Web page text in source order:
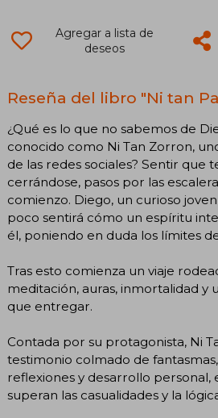
Agregar a lista de
deseos
Reseña del libro "Ni tan
¿Qué es lo que no sabemos de
conocido como Ni Tan Zorron,
de las redes sociales? Sentir que
cerrándose, pasos por las
comienzo. Diego, un curioso
poco sentirá cómo un espíritu
él, poniendo en duda los límites
Tras esto comienza un viaje
meditación, auras, inmortalidad y
que entregar.
Contada por su protagonista, Ni
testimonio colmado de
reflexiones y desarrollo personal,
superan las casualidades y la